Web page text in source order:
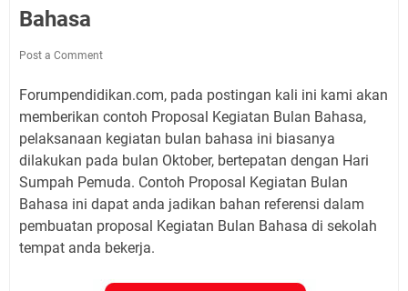
Bahasa
Post a Comment
Forumpendidikan.com, pada postingan kali ini kami akan
memberikan contoh Proposal Kegiatan Bulan Bahasa,
pelaksanaan kegiatan bulan bahasa ini biasanya
dilakukan pada bulan Oktober, bertepatan dengan Hari
Sumpah Pemuda. Contoh Proposal Kegiatan Bulan
Bahasa ini dapat anda jadikan bahan referensi dalam
pembuatan proposal Kegiatan Bulan Bahasa di sekolah
tempat anda bekerja.